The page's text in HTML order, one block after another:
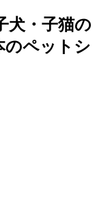
犬・子猫の
のペットシ